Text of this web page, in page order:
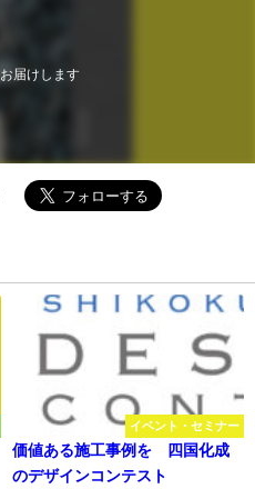
届けします
イベント・セミナー
価値ある施工事例を 四国化成
のデザインコンテスト